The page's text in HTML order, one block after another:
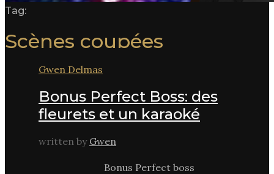
Tag:
Scènes coupées
Gwen Delmas
Bonus Perfect Boss: des
fleurets et un karaoké
written by Gwen
Bonus Perfect boss